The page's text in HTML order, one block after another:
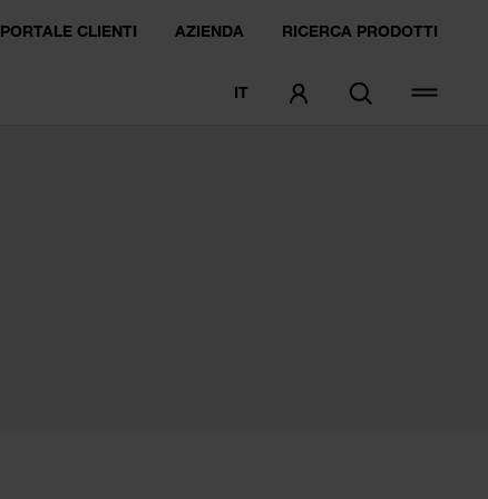
PORTALE CLIENTI AZIENDA RICERCA PRODOTTI
IT